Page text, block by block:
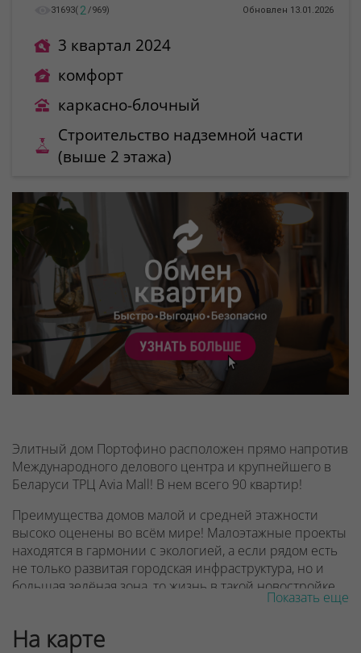
31693( 2 /969) Обновлен 13.01.2026
3 квартал 2024
комфорт
каркасно-блочный
Строительство надземной части
(выше 2 этажа)
Элитный дом Портофино расположен прямо напротив
Международного делового центра и крупнейшего в
Беларуси ТРЦ Avia Mall! В нем всего 90 квартир!
Преимущества домов малой и средней этажности
высоко оценены во всём мире! Малоэтажные проекты
находятся в гармонии с экологией, а если рядом есть
не только развитая городская инфраструктура, но и
большая зелёная зона, то жизнь в такой новостройке
— мечта тех, кто хочет всегда быть рядом с
имея при этом возможность хорошо отдохнуть с
Показать еще
На карте